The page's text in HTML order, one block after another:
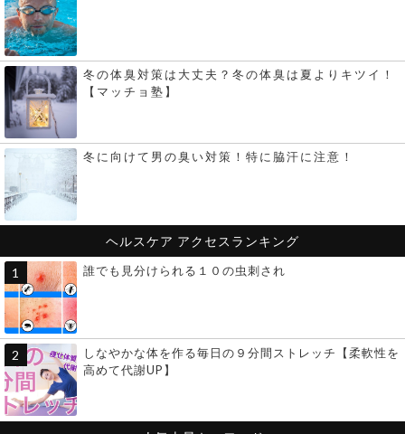
冬の体臭対策は大丈夫？冬の体臭は夏よりキツイ！
【マッチョ塾】
冬に向けて男の臭い対策！特に脇汗に注意！
ヘルスケア アクセスランキング
誰でも見分けられる１０の虫刺され
しなやかな体を作る毎日の９分間ストレッチ【柔軟性を
高めて代謝UP】